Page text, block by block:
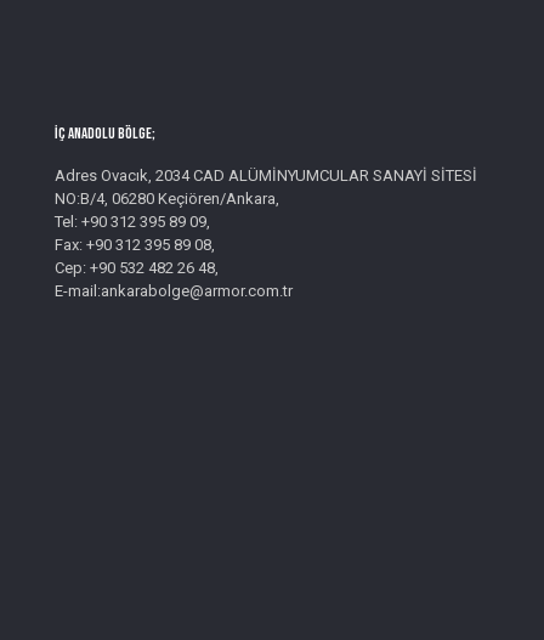
İç Anadolu Bölge;
Adres Ovacık, 2034 CAD ALÜMİNYUMCULAR SANAYİ SİTESİ
NO:B/4, 06280 Keçiören/Ankara,
Tel: +90 312 395 89 09,
Fax: +90 312 395 89 08,
Cep: +90 532 482 26 48,
E-mail:ankarabolge@armor.com.tr